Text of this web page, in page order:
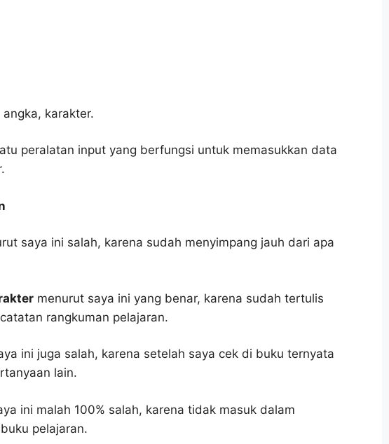
karakter.
peralatan input yang berfungsi untuk memasukkan data
saya ini salah, karena sudah menyimpang jauh dari apa
menurut saya ini yang benar, karena sudah tertulis
rangkuman pelajaran.
ini juga salah, karena setelah saya cek di buku ternyata
lain.
ini malah 100% salah, karena tidak masuk dalam
pelajaran.